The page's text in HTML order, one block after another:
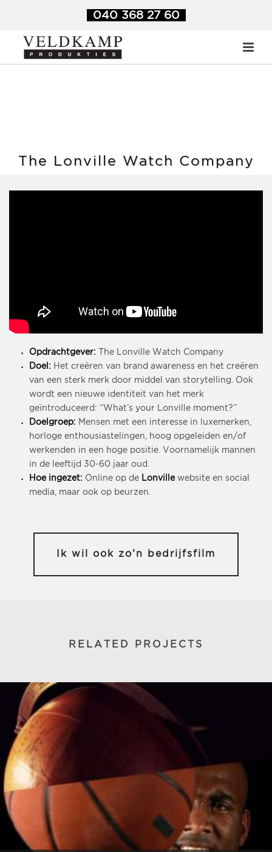
040 368 27 60
The Lonville Watch Company
Opdrachtgever: The Lonville Watch Company
Doel: Het creëren van brand awareness en het creëren
van een sterk merk door middel van storytelling. Ook
wordt een nieuwe identiteit van het merk
geïntroduceerd: “What’s your Lonville moment?”
Doelgroep: Mensen met een interesse in luxemerken,
horloge enthousiastelingen, hoog opgeleiden en/of
werkenden in een hoge positie. Voornamelijk mannen
in de leeftijd 30-60 jaar oud.
Hoe ingezet: Online op de Lonvillewebsite en social
media, maar ook op beurzen.
Ik wil ook zo’n bedrijfsfilm
RELATED PROJECTS